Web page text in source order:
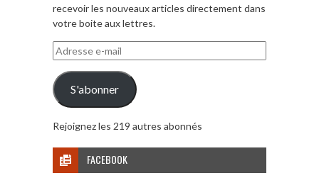
recevoir les nouveaux articles directement dans
votre boite aux lettres.
Adresse
e-
mail
S'abonner
Rejoignez les 219 autres abonnés
FACEBOOK